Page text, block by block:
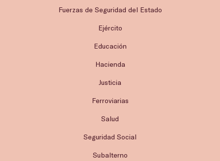
Fuerzas de Seguridad del Estado
Ejército
Educación
Hacienda
Justicia
Ferroviarias
Salud
Seguridad Social
Subalterno